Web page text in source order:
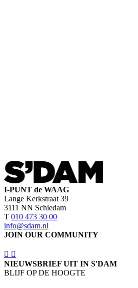
I-PUNT de WAAG
Lange Kerkstraat 39
3111 NN Schiedam
T 010 473 30 00
info@sdam.nl
JOIN OUR COMMUNITY
NIEUWSBRIEF UIT IN S'DAM
BLIJF OP DE HOOGTE